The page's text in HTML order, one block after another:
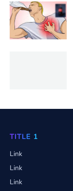
TITLE 1
Link
Link
Link